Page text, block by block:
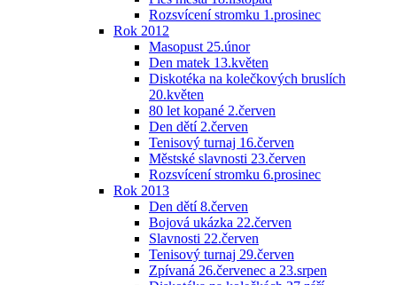
Rozsvícení stromku 1.prosinec
Rok 2012
Masopust 25.únor
Den matek 13.květen
Diskotéka na kolečkových bruslích
20.květen
80 let kopané 2.červen
Den dětí 2.červen
Tenisový turnaj 16.červen
Městské slavnosti 23.červen
Rozsvícení stromku 6.prosinec
Rok 2013
Den dětí 8.červen
Bojová ukázka 22.červen
Slavnosti 22.červen
Tenisový turnaj 29.červen
Zpívaná 26.červenec a 23.srpen